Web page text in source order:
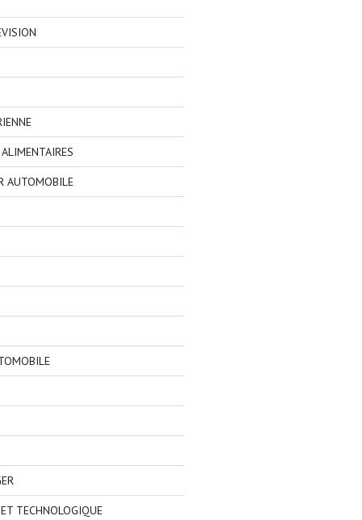
AUTOMOBILE
TECHNOLOGIQUE